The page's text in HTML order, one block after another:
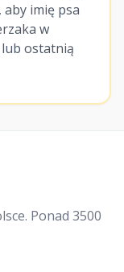
aby imię psa
w
ostatnią
Ponad 3500